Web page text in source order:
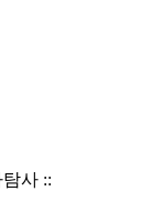
사 ::